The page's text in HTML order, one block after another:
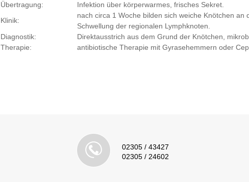
Übertragung:
Infektion über körperwarmes, frisches Sekret.
Klinik:
nach circa 1 Woche bilden sich weiche Knötchen
Schwellung der regionalen Lymphknoten.
Diagnostik:
Direktausstrich aus dem Grund der Knötchen,
Therapie:
antibiotische Therapie mit Gyrasehemmern oder
02305 / 43427
02305 / 24602